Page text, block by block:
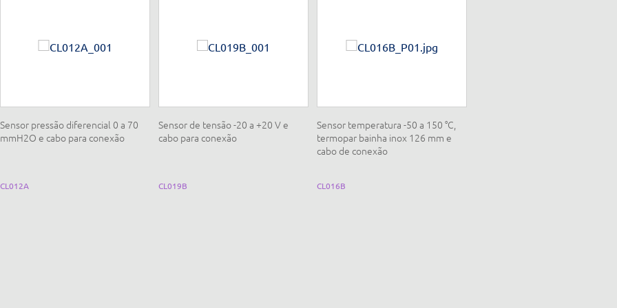
Sensor pressão diferencial 0 a 70
mmH2O e cabo para conexão
CL012A
Sensor de tensão -20 a +20 V e
cabo para conexão
CL019B
Sensor temperatura -50 a 150 °C,
termopar bainha inox 126 mm e
cabo de conexão
CL016B